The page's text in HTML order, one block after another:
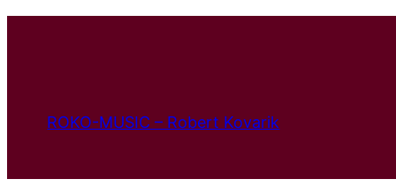
ROKO-MUSIC – Robert Kovarik